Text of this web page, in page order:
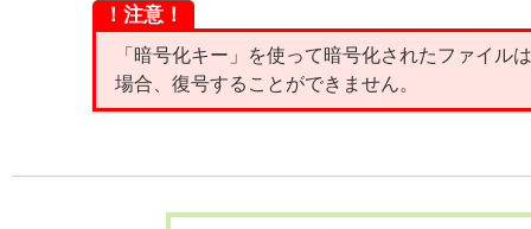
！注意！
「暗号化キー」を使って暗号化されたファイ
場合、復号することができません。